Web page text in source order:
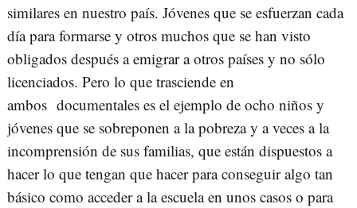
similares en nuestro país. Jóvenes que se esfuerzan cada
día para formarse y otros muchos que se han visto
obligados después a emigrar a otros países y no sólo
licenciados. Pero lo que trasciende en
ambos documentales es el ejemplo de ocho niños y
jóvenes que se sobreponen a la pobreza y a veces a la
incomprensión de sus familias, que están dispuestos a
hacer lo que tengan que hacer para conseguir algo tan
básico como acceder a la escuela en unos casos o para